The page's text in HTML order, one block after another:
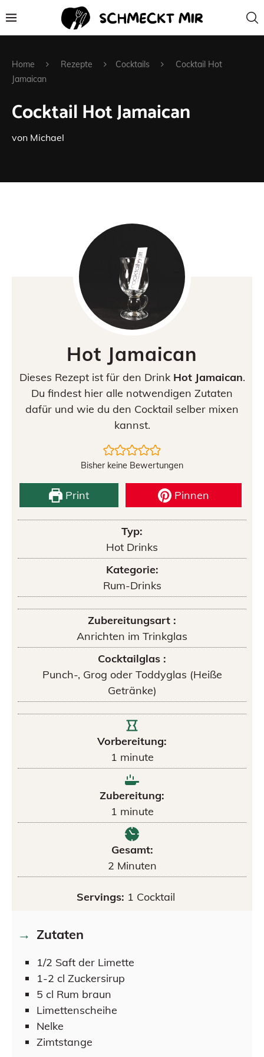
Home Rezepte Cocktails
Cocktail Hot
Jamaican
Cocktail Hot Jamaican
von Michael
Hot Jamaican
Dieses Rezept ist für den Drink Hot Jamaican.
Du findest hier alle notwendigen Zutaten
dafür und wie du den Cocktail selber mixen
kannst.
Bisher keine Bewertungen
Print Pinnen
Typ:
Hot Drinks
Kategorie:
Rum-Drinks
Zubereitungsart :
Anrichten im Trinkglas
Cocktailglas :
Punch-, Grog oder Toddyglas (Heiße
Getränke)
Vorbereitung:
1 minute
Zubereitung:
1 minute
Gesamt:
2 Minuten
Servings: 1 Cocktail
Zutaten
1/2 Saft der Limette
1-2 cl Zuckersirup
5 cl Rum braun
Limettenscheihe
Nelke
Zimtstange